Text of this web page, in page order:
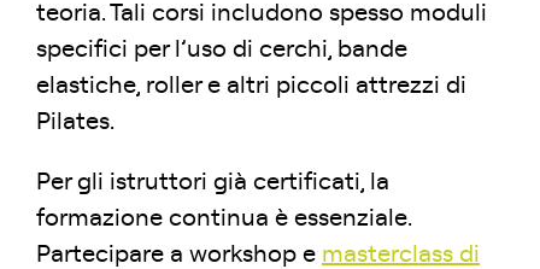
teoria. Tali corsi includono spesso moduli
specifici per l’uso di cerchi, bande
elastiche, roller e altri piccoli attrezzi di
Pilates.
Per gli istruttori già certificati, la
formazione continua è essenziale.
Partecipare a workshop e masterclass di